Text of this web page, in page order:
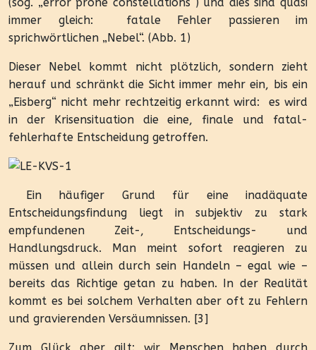
immer gleich:
fatale Fehler passieren im
sprichwörtlichen „Nebel“. (Abb. 1)
Dieser Nebel kommt nicht plötzlich, sondern zieht
herauf und schränkt die Sicht immer mehr ein, bis ein
„Eisberg“ nicht mehr rechtzeitig erkannt wird:
es wird
in der Krisensituation die eine, finale und fatal-
fehlerhafte Entscheidung getroffen.
Ein häufiger Grund für eine inadäquate
Entscheidungsfindung liegt in subjektiv zu stark
empfundenen Zeit-, Entscheidungs- und
Handlungsdruck. Man meint sofort reagieren zu
müssen und allein durch sein Handeln – egal wie –
bereits das Richtige getan zu haben. In der Realität
kommt es bei solchem Verhalten aber oft zu Fehlern
und gravierenden Versäumnissen. [3]